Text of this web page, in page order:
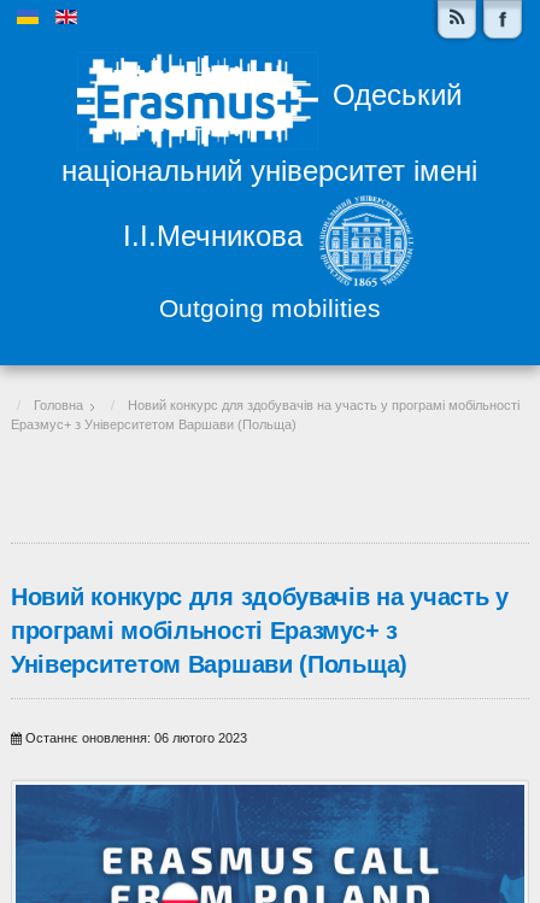
Одеський
національний університет імені
І.І.Мечникова
Outgoing mobilities
Головна
Новий конкурс для здобувачів на участь у програмі мобільності
Еразмус+ з Університетом Варшави (Польща)
Новий конкурс для здобувачів на участь у
програмі мобільності Еразмус+ з
Університетом Варшави (Польща)
Останнє оновлення: 06 лютого 2023